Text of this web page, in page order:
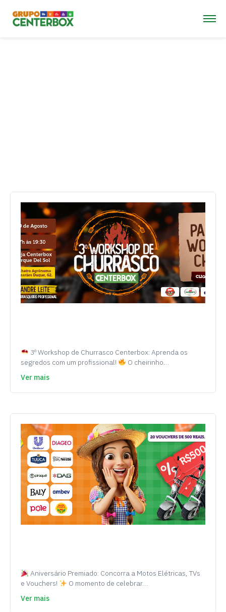
3º Workshop de Churrasco Centerbox: Aprenda os
segredos com um profissional!
O cheirinho…
Ver mais
Aniversário Premiado: Concorra a Motos Elétricas, TVs
e Vouchers!
O momento de celebrar…
Ver mais